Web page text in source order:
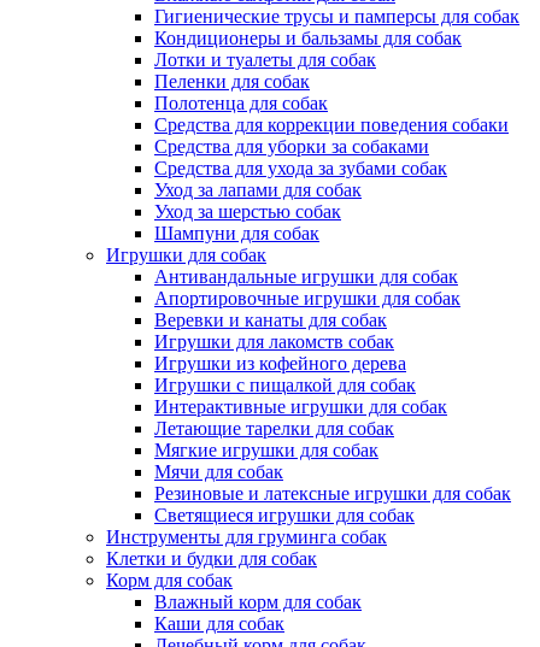
Гигиенические трусы и памперсы для собак
Кондиционеры и бальзамы для собак
Лотки и туалеты для собак
Пеленки для собак
Полотенца для собак
Средства для коррекции поведения собаки
Средства для уборки за собаками
Средства для ухода за зубами собак
Уход за лапами для собак
Уход за шерстью собак
Шампуни для собак
Игрушки для собак
Антивандальные игрушки для собак
Апортировочные игрушки для собак
Веревки и канаты для собак
Игрушки для лакомств собак
Игрушки из кофейного дерева
Игрушки с пищалкой для собак
Интерактивные игрушки для собак
Летающие тарелки для собак
Мягкие игрушки для собак
Мячи для собак
Резиновые и латексные игрушки для собак
Светящиеся игрушки для собак
Инструменты для груминга собак
Клетки и будки для собак
Корм для собак
Влажный корм для собак
Каши для собак